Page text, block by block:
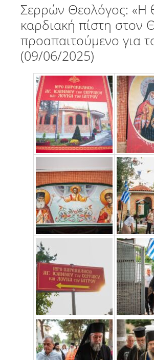
Σερρών Θεολόγος: «Η
καρδιακή πίστη στον
προαπαιτούμενο για
(09/06/2025)